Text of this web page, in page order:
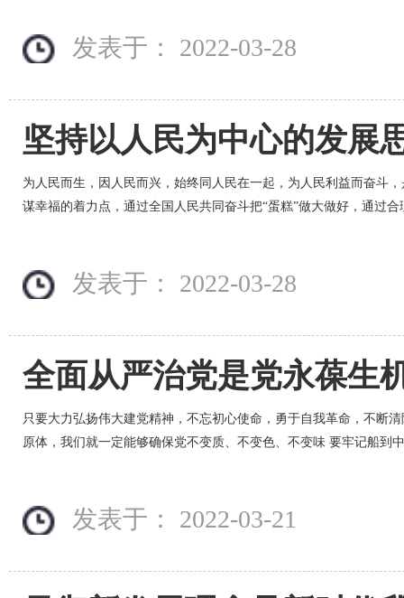
发表于： 2022-03-28
为人民而生，因人民而兴，始终同人民在一起，为人民利益而奋斗
谋幸福的着力点，通过全国人民共同奋斗把“蛋糕”做大做好，通过
发表于： 2022-03-28
只要大力弘扬伟大建党精神，不忘初心使命，勇于自我革命，不断
原体，我们就一定能够确保党不变质、不变色、不变味 要牢记船到
发表于： 2022-03-21